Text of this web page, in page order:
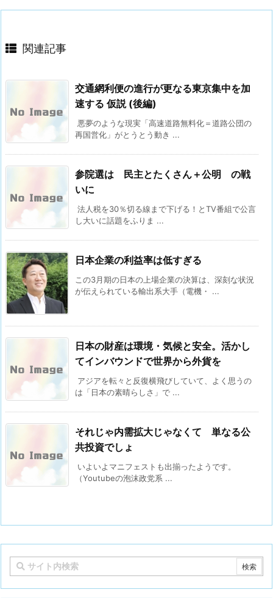
関連記事
交通網利便の進行が更なる東京集中を加
速する 仮説 (後編)
悪夢のような現実「高速道路無料化＝道路公団の
再国営化」がとうとう動き ...
参院選は 民主とたくさん＋公明 の戦
いに
法人税を30％切る線まで下げる！とTV番組で公言
し大いに話題をふりま ...
日本企業の利益率は低すぎる
この3月期の日本の上場企業の決算は、深刻な状況
が伝えられている輸出系大手（電機・ ...
日本の財産は環境・気候と安全。活かし
てインバウンドで世界から外貨を
アジアを転々と反復横飛びしていて、よく思うの
は「日本の素晴らしさ」で ...
それじゃ内需拡大じゃなくて 単なる公
共投資でしょ
いよいよマニフェストも出揃ったようです。
（Youtubeの泡沫政党系 ...